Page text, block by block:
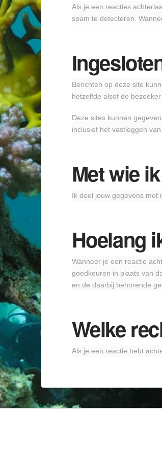
Als je een reacties
spam te detecteren.
Berichten op deze site
hetzelfde alsof de
Deze sites kunnen
inclusief het vastleggen
Met wie
Ik deel jouw gegevens met
Hoelang
Wanneer je een reactie
goedkeuren in plaats van
en de daarbij behorende
Welke
Als je een reactie hebt